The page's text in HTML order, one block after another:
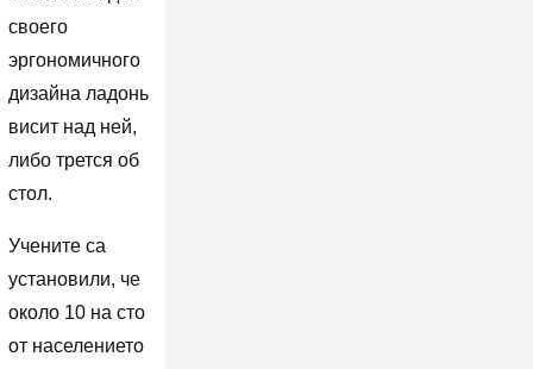
своего
эргономичного
дизайна ладонь
висит над ней,
либо трется об
стол.
Учените са
установили, че
около 10 на сто
от населението